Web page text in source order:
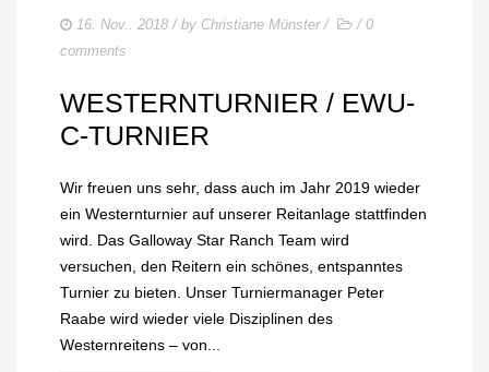
16. Nov.. 2018 / by Christiane Münster/ / 0
comments
WESTERNTURNIER / EWU-
C-TURNIER
Wir freuen uns sehr, dass auch im Jahr 2019 wieder
ein Westernturnier auf unserer Reitanlage stattfinden
wird. Das Galloway Star Ranch Team wird
versuchen, den Reitern ein schönes, entspanntes
Turnier zu bieten. Unser Turniermanager Peter
Raabe wird wieder viele Disziplinen des
Westernreitens – von...